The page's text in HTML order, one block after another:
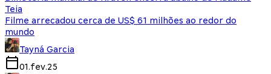
Teia
Filme arrecadou cerca de US$ 61 milhões ao redor do
mundo
Tayná Garcia
01.fev.25